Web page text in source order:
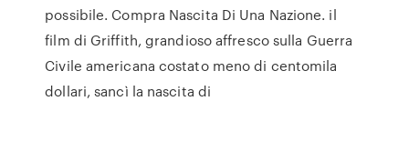
possibile. Compra Nascita Di Una Nazione. il
film di Griffith, grandioso affresco sulla Guerra
Civile americana costato meno di centomila
dollari, sancì la nascita di